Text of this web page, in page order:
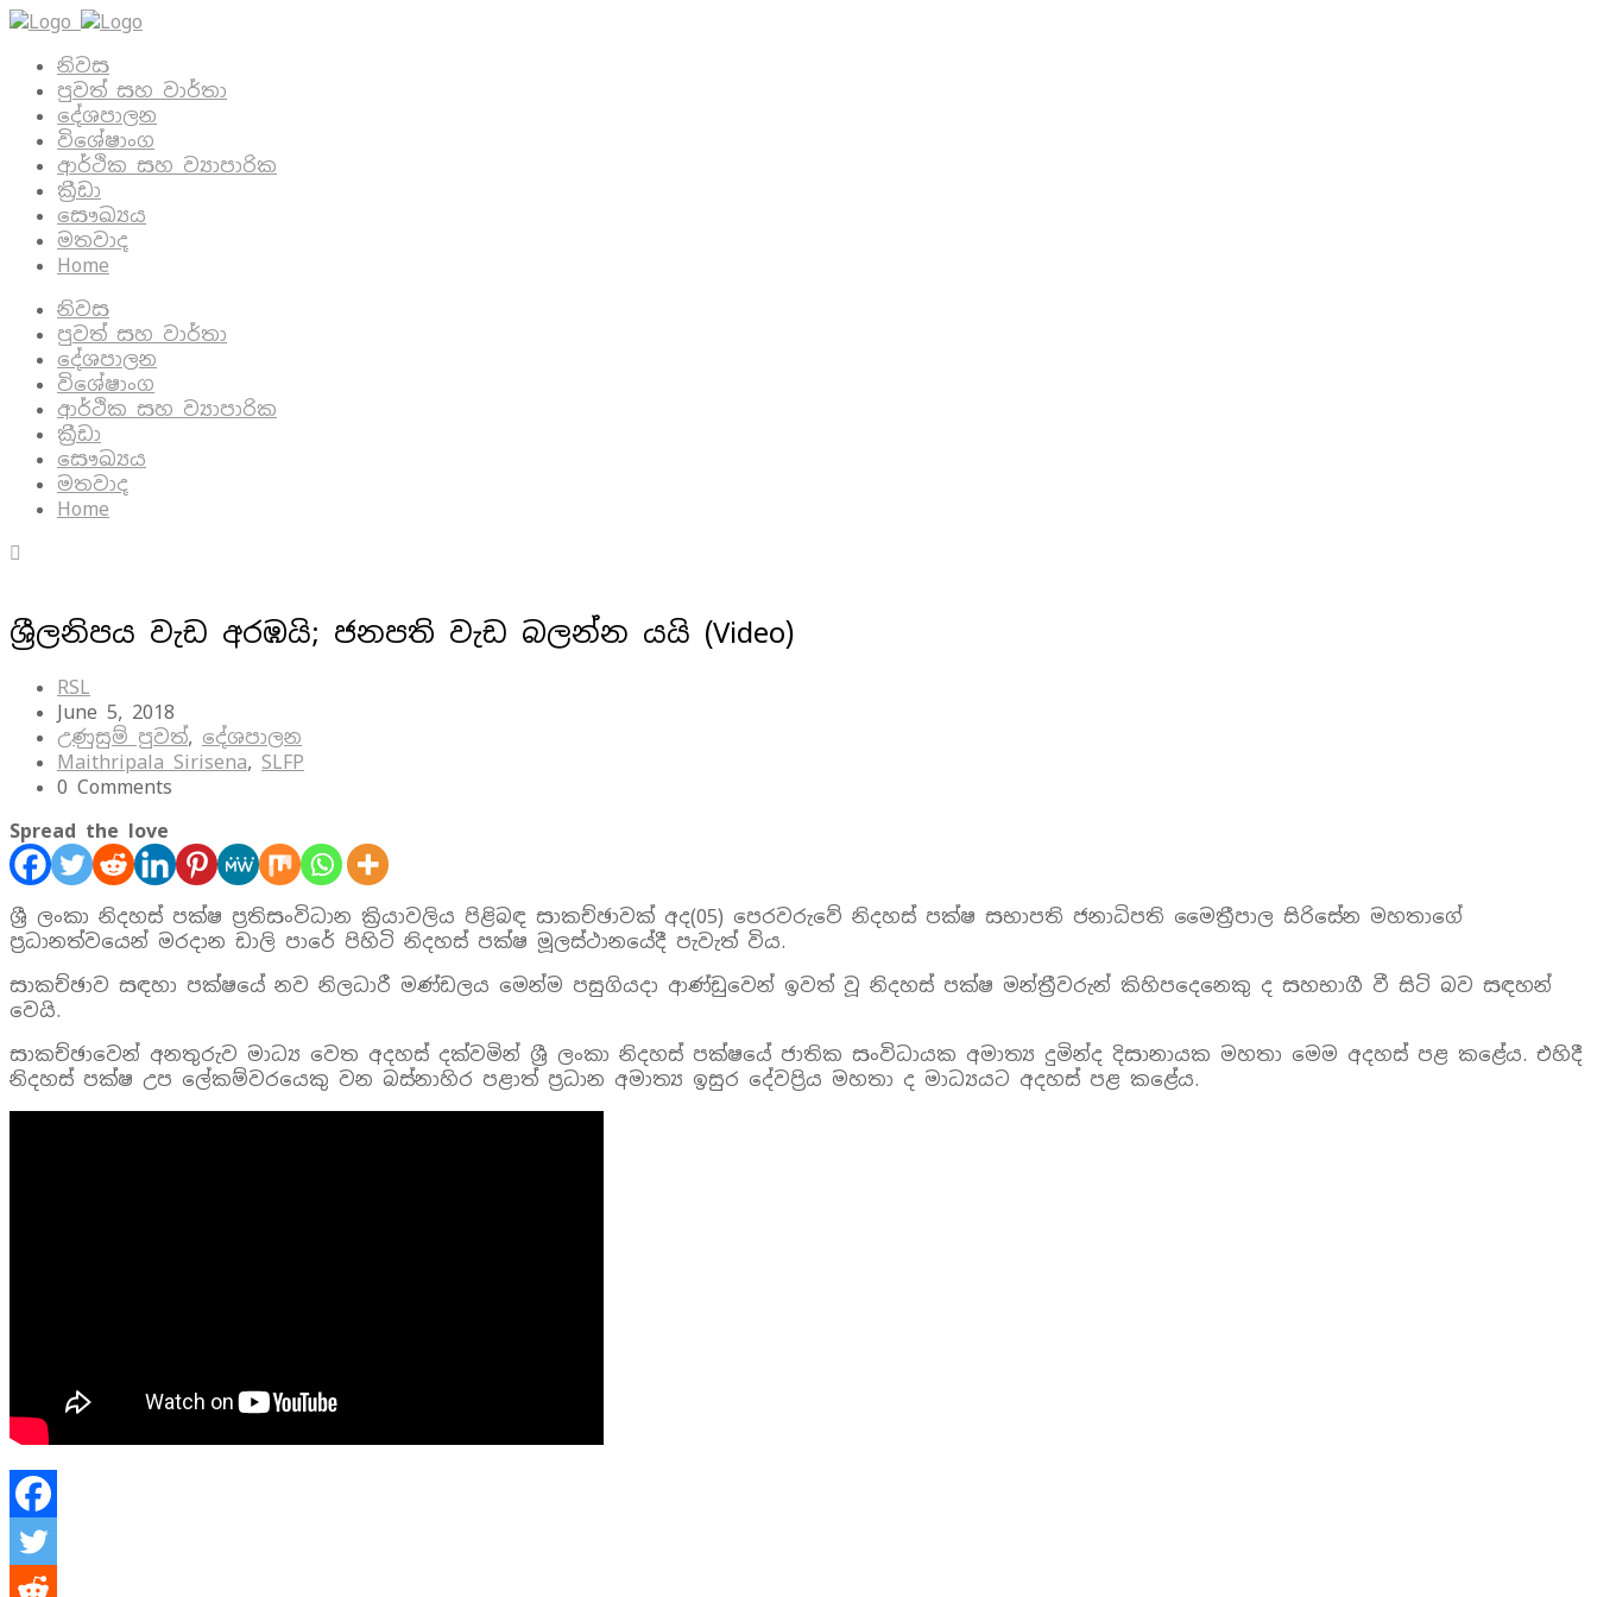
නිවස
පුවත් සහ වාර්තා
දේශපාලන
විශේෂාංග
ආර්ථික සහ ව්‍යාපාරික
ක්‍රීඩා
සෞඛ්‍යය
මතවාද
Home
නිවස
පුවත් සහ වාර්තා
දේශපාලන
විශේෂාංග
ආර්ථික සහ ව්‍යාපාරික
ක්‍රීඩා
සෞඛ්‍යය
මතවාද
Home
ශ්‍රීලනිපය වැඩ අරඹයි; ජනපති වැඩ බලන්න යයි (Video)
RSL
June 5, 2018
උණුසුම් පුවත්, දේශපාලන
Maithripala Sirisena, SLFP
0 Comments
Spread the love
ශ්‍රී ලංකා නිදහස් පක්ෂ ප්‍රතිසංවිධාන ක්‍රියාවලිය පිළිබඳ සාකච්ඡාවක් අද(05) පෙරවරුවේ නිදහස් පක්ෂ සභාපති ජනාධිපති මෛත්‍රීපාල සිරිසේන මහතාගේ
ප්‍රධානත්වයෙන් මරදාන ඩාලි පාරේ පිහිටි නිදහස් පක්ෂ මූලස්ථානයේදී පැවැත් විය.
සාකච්ඡාව සඳහා පක්ෂයේ නව නිලධාරී මණ්ඩලය මෙන්ම පසුගියදා ආණ්ඩුවෙන් ඉවත් වූ නිදහස් පක්ෂ මන්ත්‍රීවරුන් කිහිපදෙනෙකු ද සහභාගී වී සිටි බව සඳහන්
වෙයි.
සාකච්ඡාවෙන් අනතුරුව මාධ්‍ය වෙත අදහස් දක්වමින් ශ්‍රී ලංකා නිදහස් පක්ෂයේ ජාතික සංවිධායක අමාත්‍ය දුමින්ද දිසානායක මහතා මෙම අදහස් පළ කළේය. එහිදී
නිදහස් පක්ෂ උප ලේකම්වරයෙකු වන බස්නාහිර පළාත් ප්‍රධාන අමාත්‍ය ඉසුර දේවප්‍රිය මහතා ද මාධ්‍යයට අදහස් පළ කළේය.